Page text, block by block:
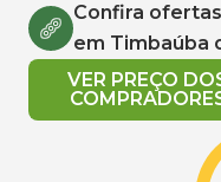
Confira
em Timbaúba
VER PREÇO